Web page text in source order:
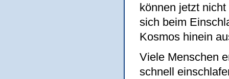
können jetzt
sich beim
Kosmos hinein
Viele Menschen
schnell